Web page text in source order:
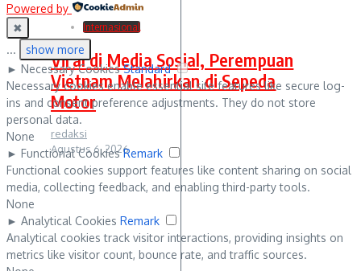
Internasional
Viral di Media Sosial, Perempuan
Vietnam Melahirkan di Sepeda
Motor
redaksi
Agustus 6, 2026
Powered by
✖
...
show more
► Necessary Cookies Standard
Necessary cookies enable essential site features like secure log-
ins and consent preference adjustments. They do not store
personal data.
None
► Functional Cookies Remark
Functional cookies support features like content sharing on social
media, collecting feedback, and enabling third-party tools.
None
► Analytical Cookies Remark
Analytical cookies track visitor interactions, providing insights on
metrics like visitor count, bounce rate, and traffic sources.